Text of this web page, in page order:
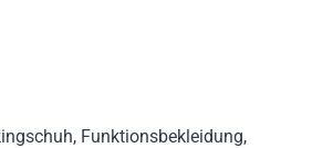
Funktionsbekleidung,